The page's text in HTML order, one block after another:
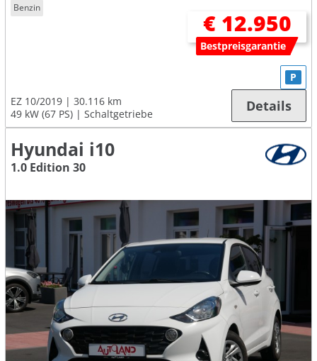
Benzin
€ 12.950
Bestpreisgarantie
EZ 10/2019
30.116 km
49 kW (67 PS)
Schaltgetriebe
P
Details
Hyundai i10
1.0 Edition 30